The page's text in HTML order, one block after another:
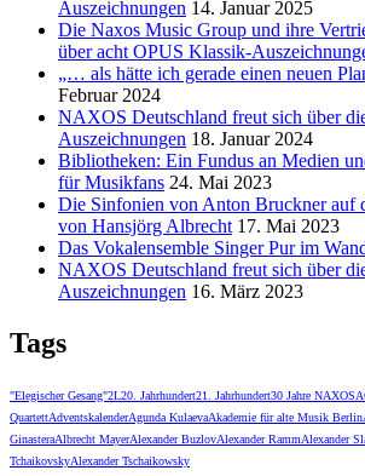
Auszeichnungen 14. Januar 2025
Die Naxos Music Group und ihre
über acht OPUS Klassik-
„… als hätte ich gerade einen neuen
Februar 2024
NAXOS Deutschland freut sich über
Auszeichnungen 18. Januar 2024
Bibliotheken: Ein Fundus an Medien
für Musikfans 24. Mai 2023
Die Sinfonien von Anton Bruckner auf
von Hansjörg Albrecht 17. Mai 2023
Das Vokalensemble Singer Pur im
NAXOS Deutschland freut sich über
Auszeichnungen 16. März 2023
Tags
"Elegischer Gesang"2L20. Jahrhundert21. Jahrhundert30 Jahre NAXOS
QuartettAdventskalenderAgunda KulaevaAkademie für alte Musik Berlin
GinasteraAlbrecht MayerAlexander BuzlovAlexander RammAlexander
TchaikovskyAlexander Tschaikowsky